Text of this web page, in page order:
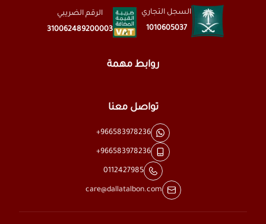
السجل التجاري
1010605037
الرقم الضريبي
310062489200003
روابط مهمة
تواصل معنا
+966583978236
+966583978236
0112427985
care@dallatalbon.com